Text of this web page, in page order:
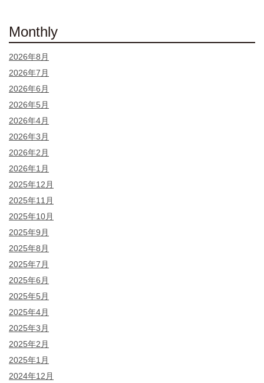
Monthly
2026年8月
2026年7月
2026年6月
2026年5月
2026年4月
2026年3月
2026年2月
2026年1月
2025年12月
2025年11月
2025年10月
2025年9月
2025年8月
2025年7月
2025年6月
2025年5月
2025年4月
2025年3月
2025年2月
2025年1月
2024年12月